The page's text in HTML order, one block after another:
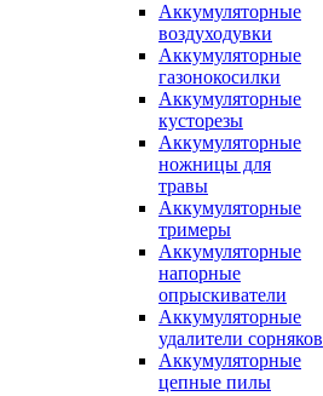
Аккумуляторные
воздуходувки
Аккумуляторные
газонокосилки
Аккумуляторные
кусторезы
Аккумуляторные
ножницы для
травы
Аккумуляторные
тримеры
Аккумуляторные
напорные
опрыскиватели
Аккумуляторные
удалители сорняков
Аккумуляторные
цепные пилы